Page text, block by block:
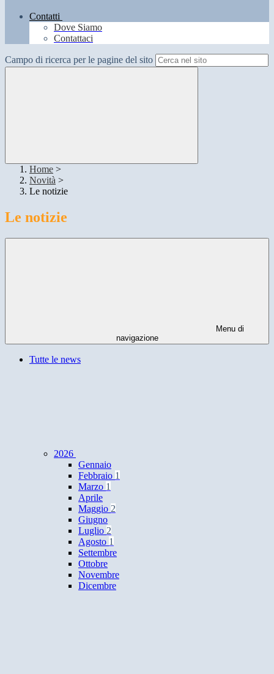
Contatti
Dove Siamo
Contattaci
Campo di ricerca per le pagine del sito
Home >
Novità >
Le notizie
Le notizie
Menu di
navigazione
Tutte le news
2026
Gennaio
Febbraio 1
Marzo 1
Aprile
Maggio 2
Giugno
Luglio 2
Agosto 1
Settembre
Ottobre
Novembre
Dicembre